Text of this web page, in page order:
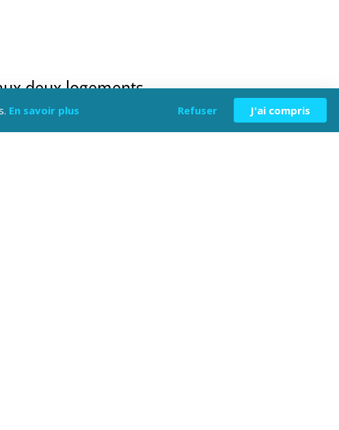
deux logements.
En savoir plus Refuser J'ai compris